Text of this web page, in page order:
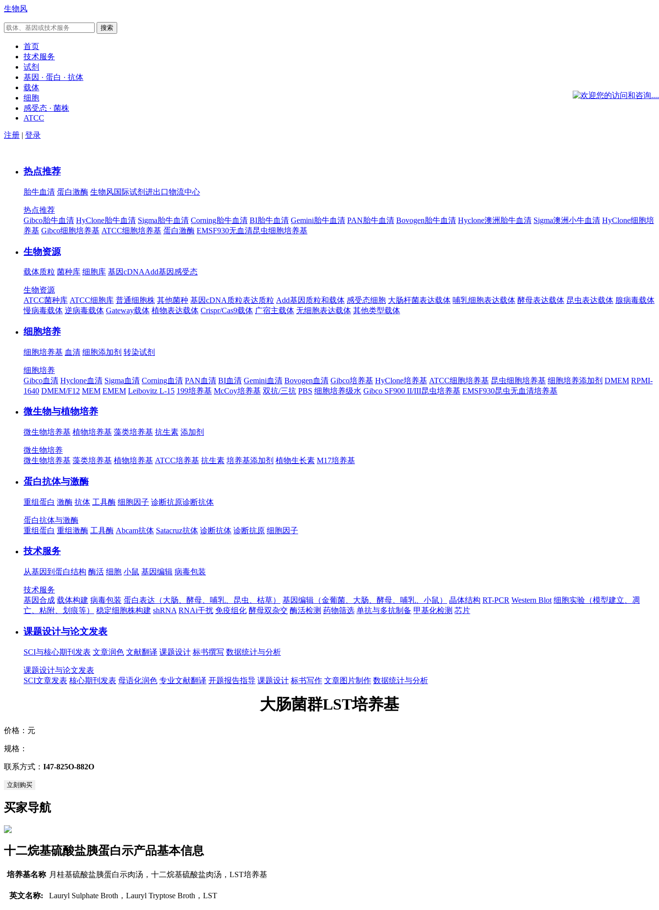
生物风
首页
技术服务
试剂
基因 · 蛋白 · 抗体
载体
细胞
感受态 · 菌株
ATCC
注册 | 登录
热点推荐
胎牛血清 蛋白激酶 生物风国际试剂进出口物流中心
热点推荐
Gibco胎牛血清 HyClone胎牛血清 Sigma胎牛血清 Corning胎牛血清 BI胎牛血清 Gemini胎牛血清 PAN胎牛血清 Bovogen胎牛血清 Hyclone澳洲胎牛血清 Sigma澳洲小牛血清 HyClone细胞培
养基 Gibco细胞培养基 ATCC细胞培养基 蛋白激酶 EMSF930无血清昆虫细胞培养基
生物资源
载体质粒 菌种库 细胞库 基因cDNAAdd基因感受态
生物资源
ATCC菌种库 ATCC细胞库 普通细胞株 其他菌种 基因cDNA质粒表达质粒 Add基因质粒和载体 感受态细胞 大肠杆菌表达载体 哺乳细胞表达载体 酵母表达载体 昆虫表达载体 腺病毒载体
慢病毒载体 逆病毒载体 Gateway载体 植物表达载体 Crispr/Cas9载体 广宿主载体 无细胞表达载体 其他类型载体
细胞培养
细胞培养基 血清 细胞添加剂 转染试剂
细胞培养
Gibco血清 Hyclone血清 Sigma血清 Corning血清 PAN血清 BI血清 Gemini血清 Bovogen血清 Gibco培养基 HyClone培养基 ATCC细胞培养基 昆虫细胞培养基 细胞培养添加剂 DMEM RPMI-
1640 DMEM/F12 MEM EMEM Leibovitz L-15 199培养基 McCoy培养基 双抗/三抗 PBS 细胞培养级水 Gibco SF900 II/III昆虫培养基 EMSF930昆虫无血清培养基
微生物与植物培养
微生物培养基 植物培养基 藻类培养基 抗生素 添加剂
微生物培养
微生物培养基 藻类培养基 植物培养基 ATCC培养基 抗生素 培养基添加剂 植物生长素 M17培养基
蛋白抗体与激酶
重组蛋白 激酶 抗体 工具酶 细胞因子 诊断抗原诊断抗体
蛋白抗体与激酶
重组蛋白 重组激酶 工具酶 Abcam抗体 Satacruz抗体 诊断抗体 诊断抗原 细胞因子
技术服务
从基因到蛋白结构 酶活 细胞 小鼠 基因编辑 病毒包装
技术服务
基因合成 载体构建 病毒包装 蛋白表达（大肠、酵母、哺乳、昆虫、枯草） 基因编辑（金葡菌、大肠、酵母、哺乳、小鼠） 晶体结构 RT-PCR Western Blot 细胞实验（模型建立、凋
亡、粘附、划痕等）
稳定细胞株构建 shRNA RNAi干扰 免疫组化 酵母双杂交 酶活检测 药物筛选 单抗与多抗制备 甲基化检测 芯片
课题设计与论文发表
SCI与核心期刊发表 文章润色 文献翻译 课题设计 标书撰写 数据统计与分析
课题设计与论文发表
SCI文章发表 核心期刊发表 母语化润色 专业文献翻译 开题报告指导 课题设计 标书写作 文章图片制作 数据统计与分析
大肠菌群LST培养基
价格： 元
规格：
联系方式： I47-825O-882O
立刻购买
买家导航
十二烷基硫酸盐胰蛋白示产品基本信息
培养基名称 月桂基硫酸盐胰蛋白示肉汤，十二烷基硫酸盐肉汤，LST培养基
英文名称: Lauryl Sulphate Broth，Lauryl Tryptose Broth，LST